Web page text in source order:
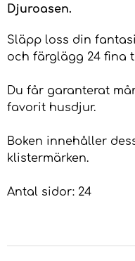
Djuroasen.
Släpp loss din
och färglägg 24 fina
Du får garanterat
favorit husdjur.
Boken innehåller
klistermärken.
Antal sidor: 24